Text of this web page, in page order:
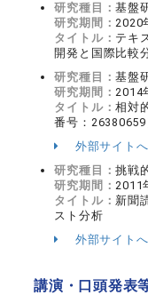
研究種目：基盤
研究期間：2020
タイトル： テキ
開発と国際比較
研究種目：基盤
研究期間：2014
タイトル：相対
番号：26380659
外部サイト
研究種目：挑戦
研究期間：2011
タイトル： 新聞
スト分析
外部サイト
講演・口頭発表